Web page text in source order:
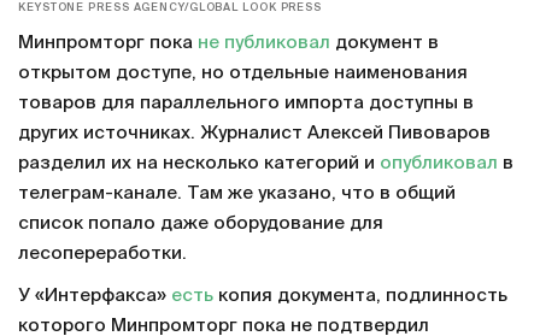
KEYSTONE PRESS AGENCY/GLOBAL LOOK PRESS
Минпромторг пока не публиковал документ в
открытом доступе, но отдельные наименования
товаров для параллельного импорта доступны в
других источниках. Журналист Алексей Пивоваров
разделил их на несколько категорий и опубликовал в
телеграм-канале. Там же указано, что в общий
список попало даже оборудование для
лесопереработки.
У «Интерфакса» есть копия документа, подлинность
которого Минпромторг пока не подтвердил